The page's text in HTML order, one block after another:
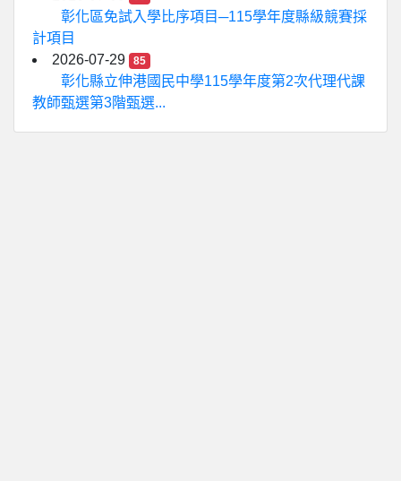
彰化區免試入學比序項目─115學年度縣級競賽採
計項目
2026-07-29
85
彰化縣立伸港國民中學115學年度第2次代理代課
教師甄選第3階甄選...